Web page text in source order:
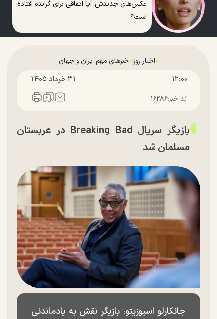
عکس‌های جدیدش؛ آیا اتفاقی برای گرانده افتاده
است؟
اخبار روز خبرهای مهم ایران و جهان
۱۲:۰۰ ۳۱ خرداد ۱۴۰۵
کد خبر:۱۶۲۸۶
بازیگر سریال Breaking Bad در عربستان
مسلمان شد
جانکارلو اسپوزیتو، بازیگر نقش به یادماندنی